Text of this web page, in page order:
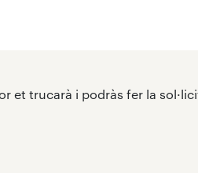
et trucarà i podràs fer la